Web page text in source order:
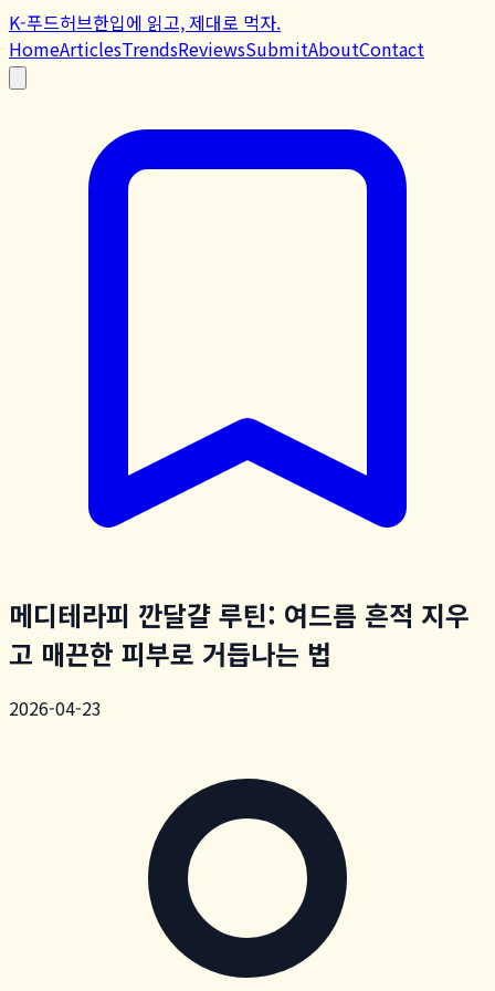
K-푸드허브한입에 읽고, 제대로 먹자.
HomeArticlesTrendsReviewsSubmitAboutContact
메디테라피 깐달걀 루틴: 여드름 흔적 지우
고 매끈한 피부로 거듭나는 법
2026-04-23